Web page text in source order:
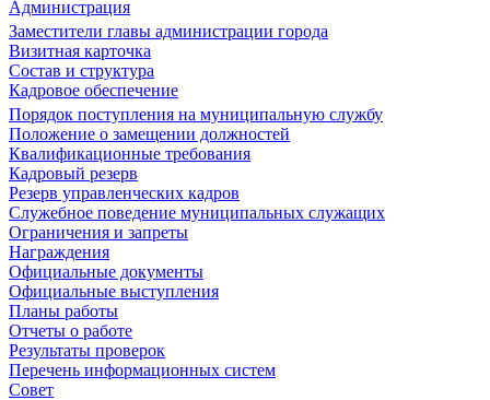
Администрация
Заместители главы администрации города
Визитная карточка
Состав и структура
Кадровое обеспечение
Порядок поступления на муниципальную службу
Положение о замещении должностей
Квалификационные требования
Кадровый резерв
Резерв управленческих кадров
Служебное поведение муниципальных служащих
Ограничения и запреты
Награждения
Официальные документы
Официальные выступления
Планы работы
Отчеты о работе
Результаты проверок
Перечень информационных систем
Совет